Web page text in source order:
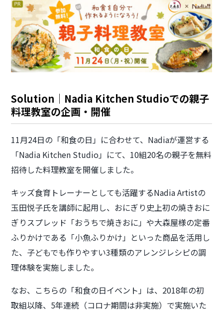
Solution｜Nadia Kitchen Studioでの親子
料理教室の企画・開催
11月24日の「和食の日」に合わせて、Nadiaが運営する
「Nadia Kitchen Studio」にて、10組20名の親子を無料
招待した料理教室を開催しました。
キッズ食育トレーナーとしても活躍するNadia Artistの
玉田悦子氏を講師に起用し、 おにぎり史上初の焼きおに
ぎりスプレッド「おうちで焼きおに」や大森屋様の定番
ふりかけである「小魚ふりかけ」 といった商品を活用し
た、子どもでも作りやすい3種類のアレンジレシピの調
理体験を実施しました。
なお、こちらの「和食の日イベント」は、2018年の初
取組以降、5年連続（コロナ期間は非実施）で実施いた